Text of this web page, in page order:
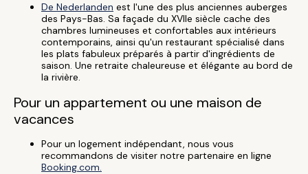
De Nederlanden est l'une des plus anciennes auberges
des Pays-Bas. Sa façade du XVIIe siècle cache des
chambres lumineuses et confortables aux intérieurs
contemporains, ainsi qu'un restaurant spécialisé dans
les plats fabuleux préparés à partir d'ingrédients de
saison. Une retraite chaleureuse et élégante au bord de
la rivière.
Pour un appartement ou une maison de
vacances
Pour un logement indépendant, nous vous
recommandons de visiter notre partenaire en ligne
Booking.com.